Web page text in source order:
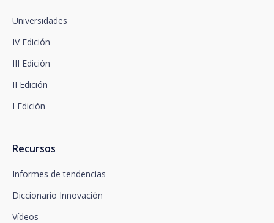
Universidades
IV Edición
III Edición
II Edición
I Edición
Recursos
Informes de tendencias
Diccionario Innovación
Vídeos
reclamación ante la Autoridad de Control
Dispone de información completa sobre protección
apartado de Política de Privacidad, que le
aconsejamos consulte.